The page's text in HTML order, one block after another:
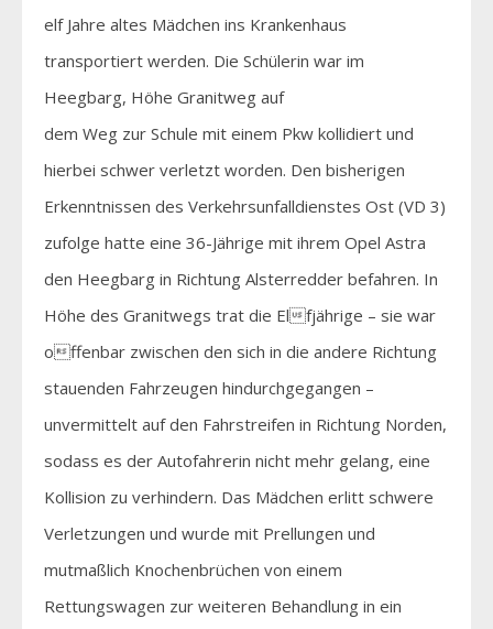
elf Jahre altes Mädchen ins Krankenhaus
transportiert werden. Die Schülerin war im
Heegbarg, Höhe Granitweg auf
dem Weg zur Schule mit einem Pkw kollidiert und
hierbei schwer verletzt worden. Den bisherigen
Erkenntnissen des Verkehrsunfalldienstes Ost (VD 3)
zufolge hatte eine 36-Jährige mit ihrem Opel Astra
den Heegbarg in Richtung Alsterredder befahren. In
Höhe des Granitwegs trat die Elfjährige – sie war
offenbar zwischen den sich in die andere Richtung
stauenden Fahrzeugen hindurchgegangen –
unvermittelt auf den Fahrstreifen in Richtung Norden,
sodass es der Autofahrerin nicht mehr gelang, eine
Kollision zu verhindern. Das Mädchen erlitt schwere
Verletzungen und wurde mit Prellungen und
mutmaßlich Knochenbrüchen von einem
Rettungswagen zur weiteren Behandlung in ein